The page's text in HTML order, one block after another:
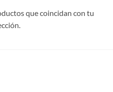
que coincidan con tu